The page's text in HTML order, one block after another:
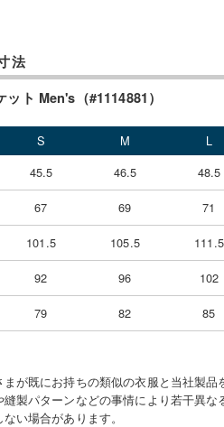
法
ト Men's（#1114881）
S M
L
45.5 46.5 48.5
67 69 71
101.5 105.5 111.5
92 96 102
79 82 85
まが既にお持ちの類似の衣服と当社製
製パターンなどの事情により若干異
い場合があります。